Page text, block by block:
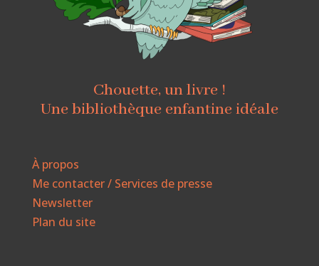
Chouette, un livre !
Une bibliothèque enfantine idéale
À propos
Me contacter / Services de presse
Newsletter
Plan du site